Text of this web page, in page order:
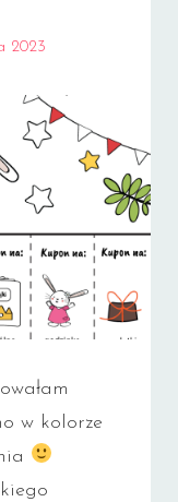
2023
w kolorze